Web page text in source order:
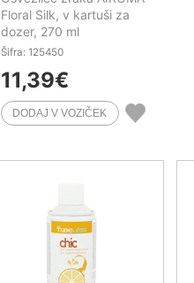
Floral Silk, v kartuši za
dozer, 270 ml
Šifra: 125450
11,39€